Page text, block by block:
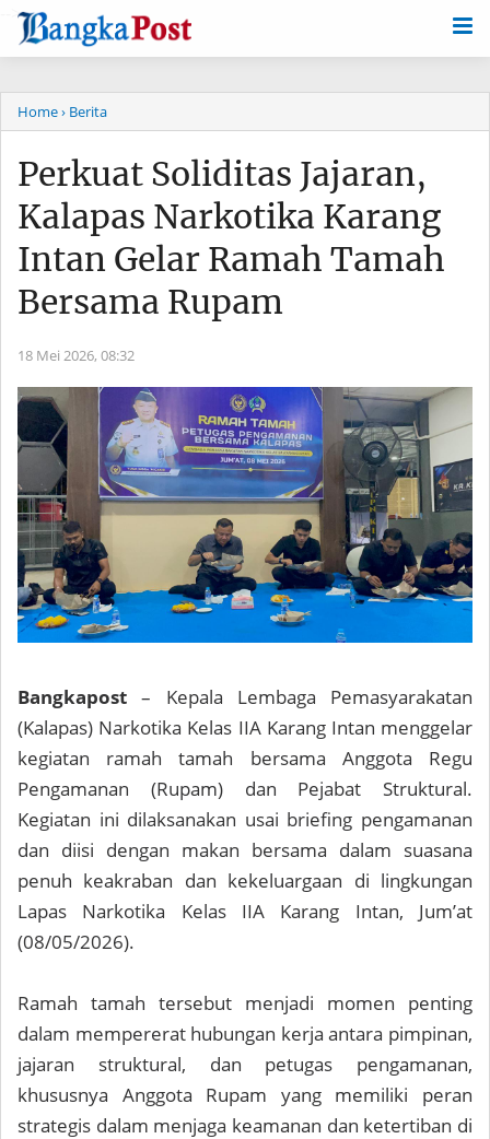
-->
Home› Berita
Perkuat Soliditas Jajaran,
Kalapas Narkotika Karang
Intan Gelar Ramah Tamah
Bersama Rupam
18 Mei 2026, 08:32
Bangkapost– Kepala Lembaga Pemasyarakatan
(Kalapas) Narkotika Kelas IIA Karang Intan menggelar
kegiatan ramah tamah bersama Anggota Regu
Pengamanan (Rupam) dan Pejabat Struktural.
Kegiatan ini dilaksanakan usai briefing pengamanan
dan diisi dengan makan bersama dalam suasana
penuh keakraban dan kekeluargaan di lingkungan
Lapas Narkotika Kelas IIA Karang Intan, Jum’at
(08/05/2026).
Ramah tamah tersebut menjadi momen penting
dalam mempererat hubungan kerja antara pimpinan,
jajaran struktural, dan petugas pengamanan,
khususnya Anggota Rupam yang memiliki peran
strategis dalam menjaga keamanan dan ketertiban di